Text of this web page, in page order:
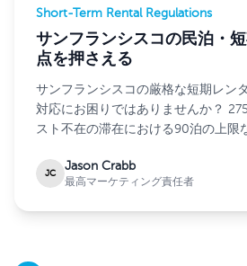
Short-Term Rental Regulations
サンフランシスコの民泊・
点を押さえる
サンフランシスコの厳格な短期レン
対応にお困りではありませんか？
スト不在の滞在における90泊の上限
JC
Jason Crabb
最高マーケティング責任者